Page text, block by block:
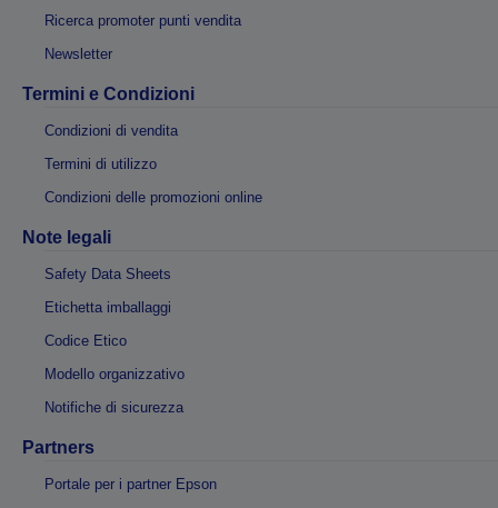
Ricerca promoter punti vendita
Newsletter
Termini e Condizioni
Condizioni di vendita
Termini di utilizzo
Condizioni delle promozioni online
Note legali
Safety Data Sheets
Etichetta imballaggi
Codice Etico
Modello organizzativo
Notifiche di sicurezza
Partners
Portale per i partner Epson